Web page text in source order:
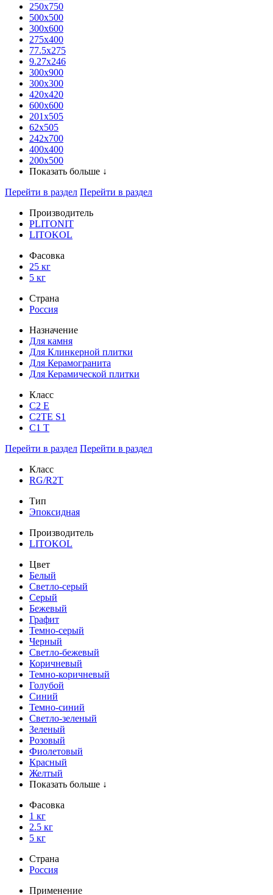
250x750
500x500
300x600
275x400
77.5х275
9.27x246
300x900
300x300
420х420
600х600
201х505
62х505
242х700
400х400
200х500
Показать больше ↓
Перейти в раздел Перейти в раздел
Производитель
PLITONIT
LITOKOL
Фасовка
25 кг
5 кг
Страна
Россия
Назначение
Для камня
Для Клинкерной плитки
Для Керамогранита
Для Керамической плитки
Класс
С2 Е
C2TE S1
C1 T
Перейти в раздел Перейти в раздел
Класс
RG/R2T
Тип
Эпоксидная
Производитель
LITOKOL
Цвет
Белый
Светло-серый
Серый
Бежевый
Графит
Темно-серый
Черный
Светло-бежевый
Коричневый
Темно-коричневый
Голубой
Синий
Темно-синий
Светло-зеленый
Зеленый
Розовый
Фиолетовый
Красный
Желтый
Показать больше ↓
Фасовка
1 кг
2.5 кг
5 кг
Страна
Россия
Применение